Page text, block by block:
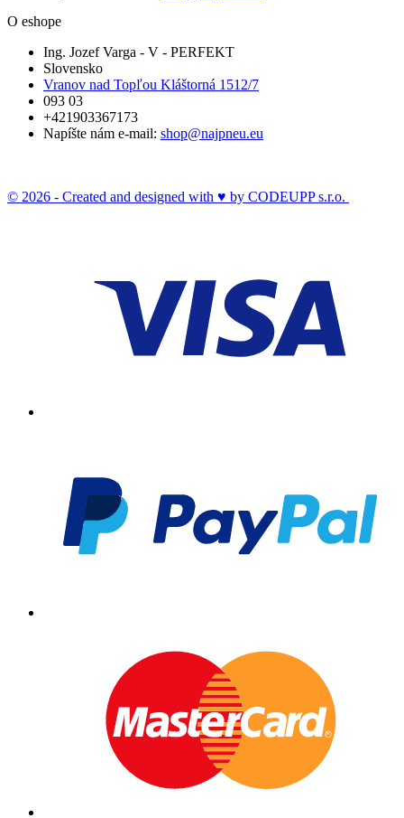
O eshope
Ing. Jozef Varga - V - PERFEKT
Slovensko
Vranov nad Topľou Kláštorná 1512/7
093 03
+421903367173
Napíšte nám e-mail: shop@najpneu.eu
© 2026 - Created and designed with ♥ by CODEUPP s.r.o.